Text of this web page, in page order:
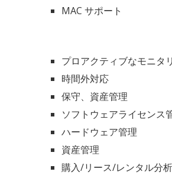
MAC サポート
プロアクティブなモニタ
時間外対応
保守、資産管理
ソフトウェアライセンス
ハードウェア管理
資産管理
購入/リース/レンタル分析